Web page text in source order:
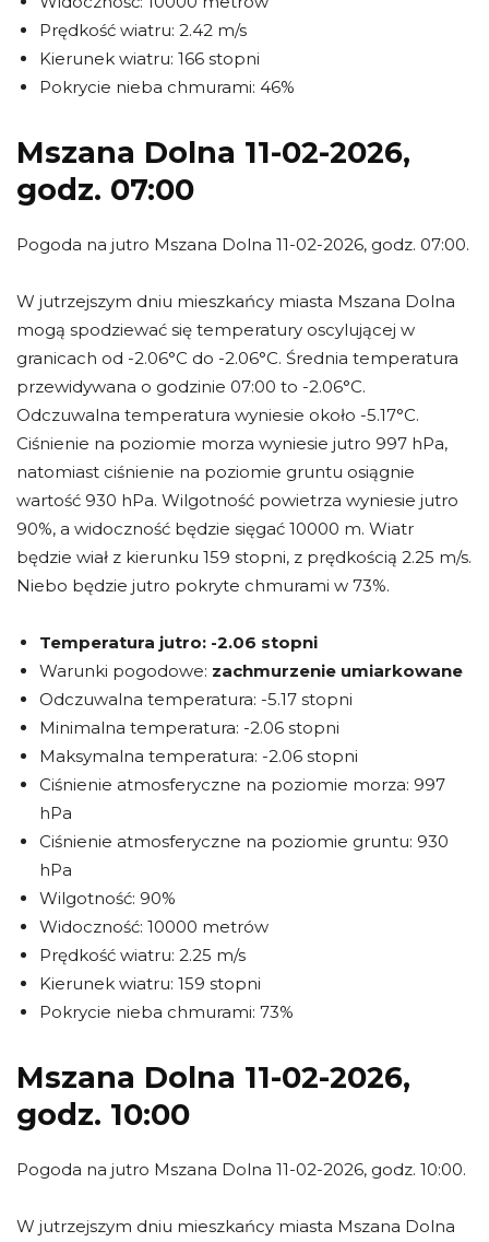
Prędkość wiatru: 2.42 m/s
Kierunek wiatru: 166 stopni
Pokrycie nieba chmurami: 46%
Mszana Dolna 11-02-2026,
godz. 07:00
Pogoda na jutro Mszana Dolna 11-02-2026, godz. 07:00.
W jutrzejszym dniu mieszkańcy miasta Mszana Dolna
mogą spodziewać się temperatury oscylującej w
granicach od -2.06°C do -2.06°C. Średnia temperatura
przewidywana o godzinie 07:00 to -2.06°C.
Odczuwalna temperatura wyniesie około -5.17°C.
Ciśnienie na poziomie morza wyniesie jutro 997 hPa,
natomiast ciśnienie na poziomie gruntu osiągnie
wartość 930 hPa. Wilgotność powietrza wyniesie jutro
90%, a widoczność będzie sięgać 10000 m. Wiatr
będzie wiał z kierunku 159 stopni, z prędkością 2.25 m/s.
Niebo będzie jutro pokryte chmurami w 73%.
Temperatura jutro: -2.06 stopni
Warunki pogodowe: zachmurzenie umiarkowane
Odczuwalna temperatura: -5.17 stopni
Minimalna temperatura: -2.06 stopni
Maksymalna temperatura: -2.06 stopni
Ciśnienie atmosferyczne na poziomie morza: 997
hPa
Ciśnienie atmosferyczne na poziomie gruntu: 930
hPa
Wilgotność: 90%
Widoczność: 10000 metrów
Prędkość wiatru: 2.25 m/s
Kierunek wiatru: 159 stopni
Pokrycie nieba chmurami: 73%
Mszana Dolna 11-02-2026,
godz. 10:00
Pogoda na jutro Mszana Dolna 11-02-2026, godz. 10:00.
W jutrzejszym dniu mieszkańcy miasta Mszana Dolna